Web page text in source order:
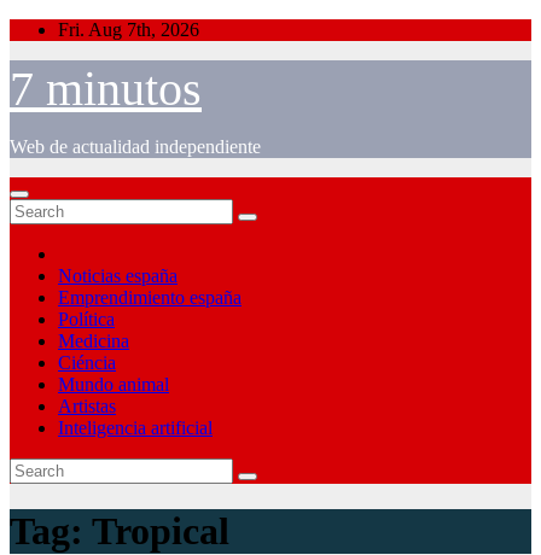
Skip
content
Fri. Aug 7th, 2026
7 minutos
Web de actualidad independiente
Noticias españa
Emprendimiento españa
Política
Medicina
Ciéncia
Mundo animal
Artistas
Inteligencia artificial
Tag: Tropical